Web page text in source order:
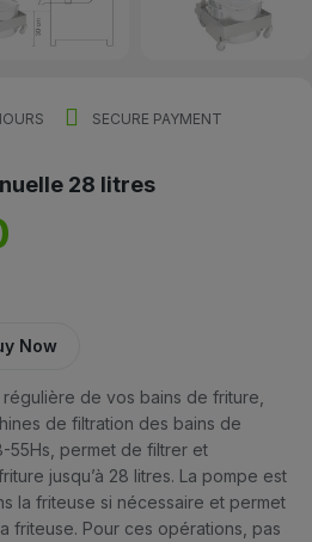
SECURE PAYMENT
28 litres
Now
de vos bains de friture,
de filtration des bains de
55Hs, permet de filtrer et
jusqu’à 28 litres. La pompe est
la friteuse si nécessaire et permet
friteuse. Pour ces opérations, pas